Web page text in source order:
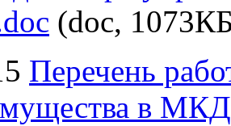
(doc,
Перечень
в